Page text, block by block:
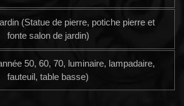
(Statue de pierre, potiche pierre et
fonte salon de jardin)
50, 60, 70, luminaire, lampadaire,
fauteuil, table basse)